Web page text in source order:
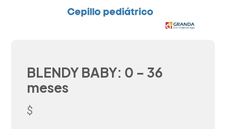
BLENDY BABY: 0 – 36
meses
$